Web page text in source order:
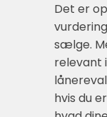
Det er
sælge.
relevant
hvis du